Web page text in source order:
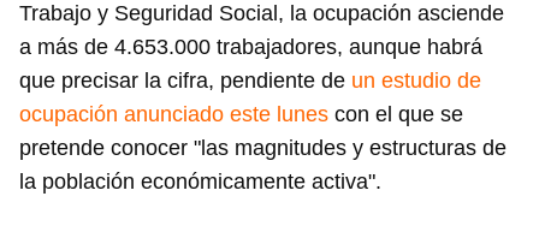
Trabajo y Seguridad Social, la ocupación asciende
a más de 4.653.000 trabajadores, aunque habrá
que precisar la cifra, pendiente de un estudio de
ocupación anunciado este lunes con el que se
pretende conocer "las magnitudes y estructuras de
la población económicamente activa".